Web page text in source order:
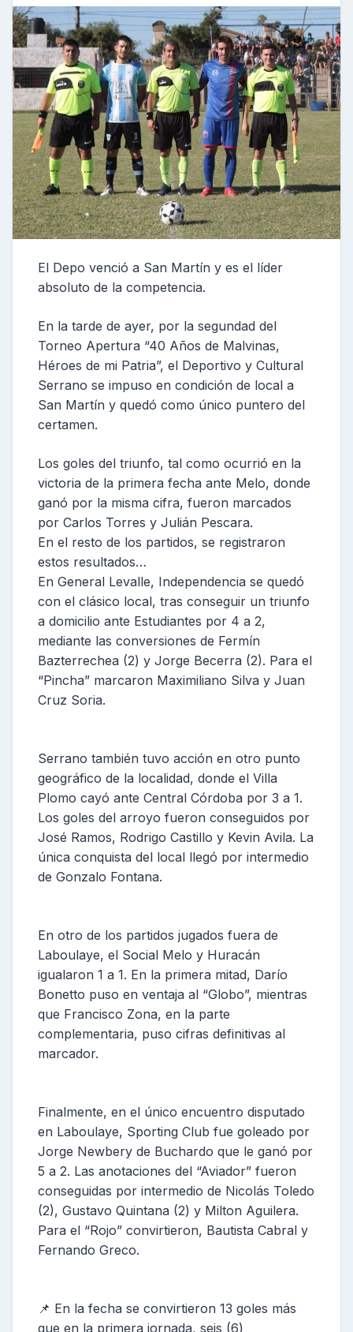
El Depo venció a San Martín y es el líder
absoluto de la competencia.
En la tarde de ayer, por la segundad del
Torneo Apertura “40 Años de Malvinas,
Héroes de mi Patria”, el Deportivo y Cultural
Serrano se impuso en condición de local a
San Martín y quedó como único puntero del
certamen.
Los goles del triunfo, tal como ocurrió en la
victoria de la primera fecha ante Melo, donde
ganó por la misma cifra, fueron marcados
por Carlos Torres y Julián Pescara.
En el resto de los partidos, se registraron
estos resultados…
En General Levalle, Independencia se quedó
con el clásico local, tras conseguir un triunfo
a domicilio ante Estudiantes por 4 a 2,
mediante las conversiones de Fermín
Bazterrechea (2) y Jorge Becerra (2). Para el
“Pincha” marcaron Maximiliano Silva y Juan
Cruz Soria.
Serrano también tuvo acción en otro punto
geográfico de la localidad, donde el Villa
Plomo cayó ante Central Córdoba por 3 a 1.
Los goles del arroyo fueron conseguidos por
José Ramos, Rodrigo Castillo y Kevin Avila. La
única conquista del local llegó por intermedio
de Gonzalo Fontana.
En otro de los partidos jugados fuera de
Laboulaye, el Social Melo y Huracán
igualaron 1 a 1. En la primera mitad, Darío
Bonetto puso en ventaja al “Globo”, mientras
que Francisco Zona, en la parte
complementaria, puso cifras definitivas al
marcador.
Finalmente, en el único encuentro disputado
en Laboulaye, Sporting Club fue goleado por
Jorge Newbery de Buchardo que le ganó por
5 a 2. Las anotaciones del “Aviador” fueron
conseguidas por intermedio de Nicolás Toledo
(2), Gustavo Quintana (2) y Milton Aguilera.
Para el “Rojo” convirtieron, Bautista Cabral y
Fernando Greco.
📌 En la fecha se convirtieron 13 goles más
que en la primera jornada, seis (6)